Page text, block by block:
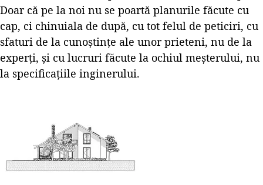
Doar că pe la noi nu se poartă planurile făcute cu
cap, ci chinuiala de după, cu tot felul de peticiri, cu
sfaturi de la cunoștințe ale unor prieteni, nu de la
experți, și cu lucruri făcute la ochiul meșterului, nu
la specificațiile inginerului.